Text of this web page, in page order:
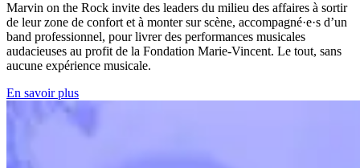
Marvin on the Rock invite des leaders du milieu des affaires à sortir
de leur zone de confort et à monter sur scène, accompagné·e·s d’un
band professionnel, pour livrer des performances musicales
audacieuses au profit de la Fondation Marie-Vincent. Le tout, sans
aucune expérience musicale.
En savoir plus